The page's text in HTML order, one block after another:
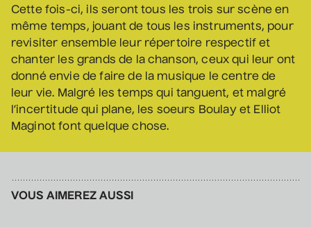
Mathieu Cyr
• Adulte
11 septembre 2026• 20 h 00
Théâtre des Muses
16 ans et +
Manu Militari
• 20 ans de Voix de Fait
11 septembre 2026• 20 h 00
Cette fois-ci, ils seront tous les trois sur scène en
même temps, jouant de tous les instruments, pour
revisiter ensemble leur répertoire respectif et
chanter les grands de la chanson, ceux qui leur ont
donné envie de faire de la musique le centre de
leur vie. Malgré les temps qui tanguent, et malgré
l’incertitude qui plane, les soeurs Boulay et Elliot
Maginot font quelque chose.
VOUS AIMEREZ AUSSI